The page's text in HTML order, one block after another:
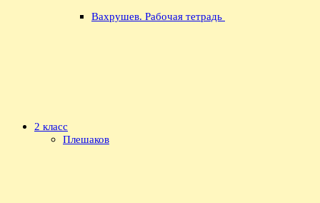
Вахрушев. Рабочая тетрадь
2 класс
Плешаков